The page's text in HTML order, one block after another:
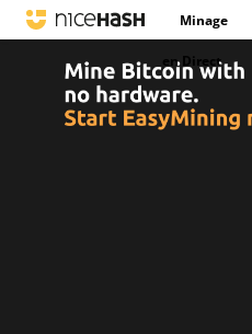
Minage
en Direct